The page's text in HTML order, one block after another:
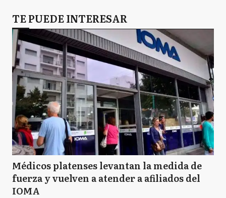
TE PUEDE INTERESAR
Médicos platenses levantan la medida de
fuerza y vuelven a atender a afiliados del
IOMA